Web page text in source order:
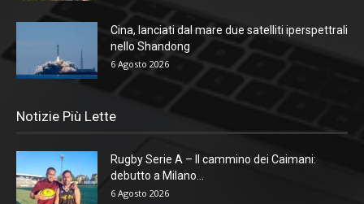
Cina, lanciati dal mare due satelliti iperspettrali
nello Shandong
6 Agosto 2026
Notizie Più Lette
Rugby Serie A – Il cammino dei Caimani:
debutto a Milano...
6 Agosto 2026